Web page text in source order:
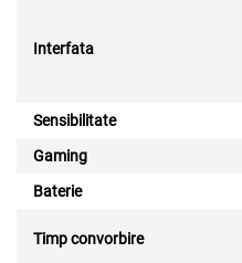
Interfata
Sensibilitate
Gaming
Baterie
Timp convorbire